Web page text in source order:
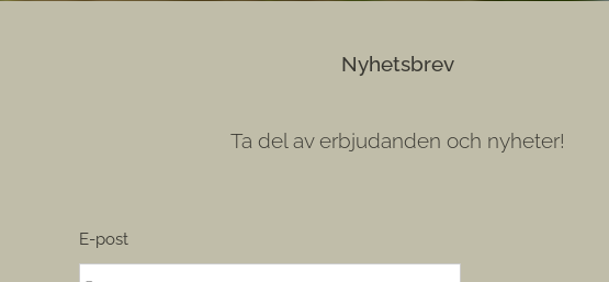
Nyhetsbrev
Ta del av erbjudanden och nyheter!
E-post